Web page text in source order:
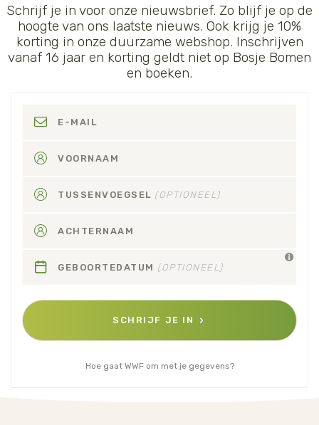
Schrijf je in voor onze nieuwsbrief. Zo blijf je op de
hoogte van ons laatste nieuws. Ook krijg je 10%
korting in onze duurzame webshop. Inschrijven
vanaf 16 jaar en korting geldt niet op Bosje Bomen
en boeken.
E-MAIL
VOORNAAM
TUSSENVOEGSEL (OPTIONEEL)
ACHTERNAAM
GEBOORTEDATUM (OPTIONEEL)
SCHRIJF JE IN
Hoe gaat WWF om met je gegevens?